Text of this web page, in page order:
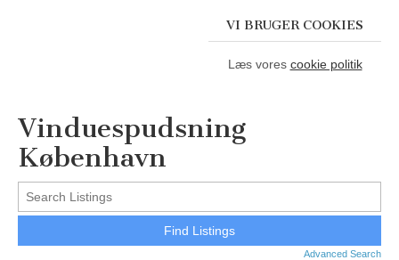
VI BRUGER COOKIES
Læs vores cookie politik
Vinduespudsning
København
Advanced Search